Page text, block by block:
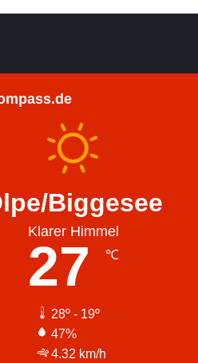
Biggesee
Klarer Himmel
27 ℃
28º - 19º
47%
4.32 km/h